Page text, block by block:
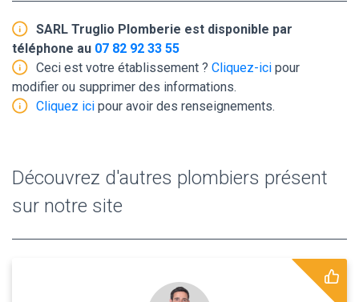
SARL Truglio Plomberie est disponible par
téléphone au 07 82 92 33 55
Ceci est votre établissement ? Cliquez-ici pour
modifier ou supprimer des informations.
Cliquez ici pour avoir des renseignements.
Découvrez d'autres plombiers présent
sur notre site